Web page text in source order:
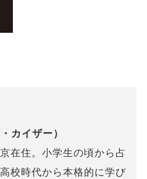
カイザー）
在住。小学生の頃から占
校時代から本格的に学び